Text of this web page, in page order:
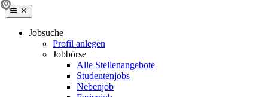
Jobsuche
Profil anlegen
Jobbörse
Alle Stellenangebote
Studentenjobs
Nebenjob